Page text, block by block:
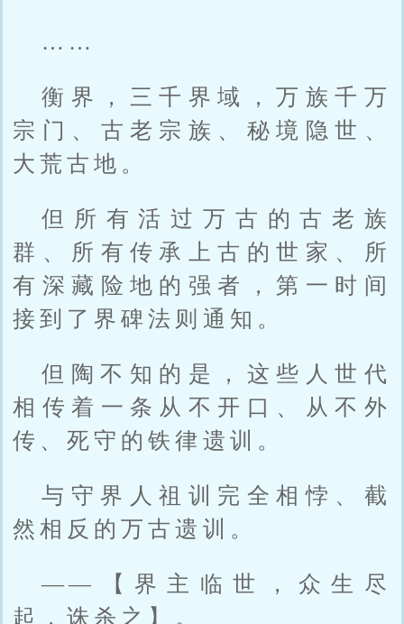
……
衡界，三千界域，万族千万
宗门、古老宗族、秘境隐世、
大荒古地。
但所有活过万古的古老族
群、所有传承上古的世家、所
有深藏险地的强者，第一时间
接到了界碑法则通知。
但陶不知的是，这些人世代
相传着一条从不开口、从不外
传、死守的铁律遗训。
与守界人祖训完全相悖、截
然相反的万古遗训。
——【界主临世，众生尽
起，诛杀之】。